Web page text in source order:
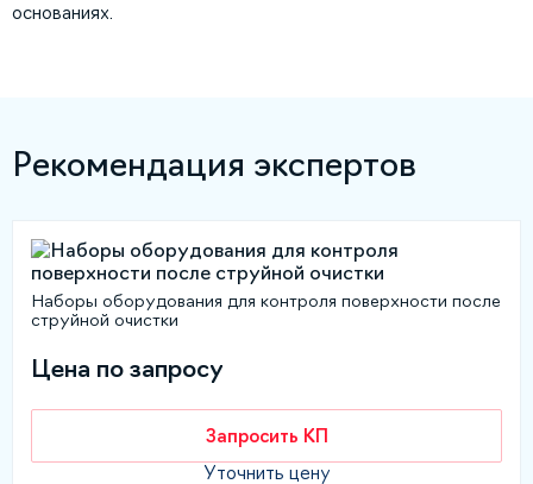
основаниях.
Рекомендация экспертов
Наборы оборудования для контроля поверхности после
струйной очистки
Цена по запросу
Запросить КП
Уточнить цену